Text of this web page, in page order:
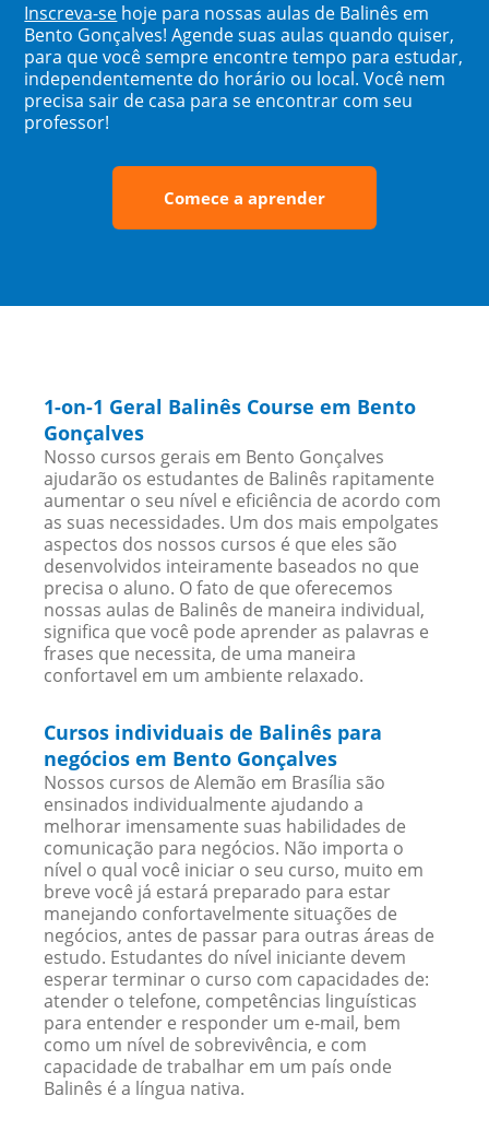
Inscreva-se hoje para nossas aulas de Balinês em
Bento Gonçalves! Agende suas aulas quando quiser,
para que você sempre encontre tempo para estudar,
independentemente do horário ou local. Você nem
precisa sair de casa para se encontrar com seu
professor!
Comece a aprender
1-on-1 Geral Balinês Course em Bento
Gonçalves
Nosso cursos gerais em Bento Gonçalves
ajudarão os estudantes de Balinês rapitamente
aumentar o seu nível e eficiência de acordo com
as suas necessidades. Um dos mais empolgates
aspectos dos nossos cursos é que eles são
desenvolvidos inteiramente baseados no que
precisa o aluno. O fato de que oferecemos
nossas aulas de Balinês de maneira individual,
significa que você pode aprender as palavras e
frases que necessita, de uma maneira
confortavel em um ambiente relaxado.
Cursos individuais de Balinês para
negócios em Bento Gonçalves
Nossos cursos de Alemão em Brasília são
ensinados individualmente ajudando a
melhorar imensamente suas habilidades de
comunicação para negócios. Não importa o
nível o qual você iniciar o seu curso, muito em
breve você já estará preparado para estar
manejando confortavelmente situações de
negócios, antes de passar para outras áreas de
estudo. Estudantes do nível iniciante devem
esperar terminar o curso com capacidades de:
atender o telefone, competências linguísticas
para entender e responder um e-mail, bem
como um nível de sobrevivência, e com
capacidade de trabalhar em um país onde
Balinês é a língua nativa.